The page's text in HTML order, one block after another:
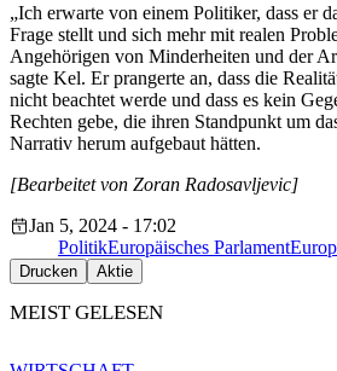
„Ich erwarte von einem Politiker, dass er
Frage stellt und sich mehr mit realen
Angehörigen von Minderheiten und der
sagte Kel. Er prangerte an, dass die
nicht beachtet werde und dass es kein
Rechten gebe, die ihren Standpunkt um
Narrativ herum aufgebaut hätten.
[Bearbeitet von Zoran Radosavljevic]
Jan 5, 2024 - 17:02
PolitikEuropäisches Parlament
Drucken Aktie
MEIST GELESEN